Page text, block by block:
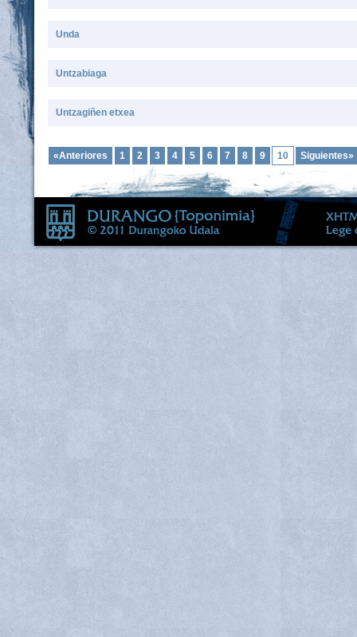
Unda
Untzabiaga
Untzagiñen etxea
«Anteriores 1 2 3 4 5 6 7 8 9 10 Siguientes»